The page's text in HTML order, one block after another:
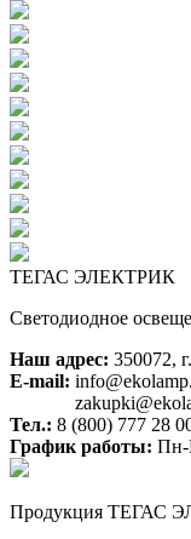
ТЕГАС ЭЛЕКТРИК
Светодиодное
Наш адрес: 350072,
E-mail:
Тел.: 8 (800) 777 28
График работы: Пн-
Продукция ТЕГАС